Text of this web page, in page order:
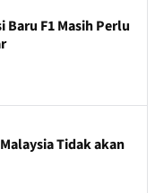
Baru F1 Masih Perlu
Tidak akan